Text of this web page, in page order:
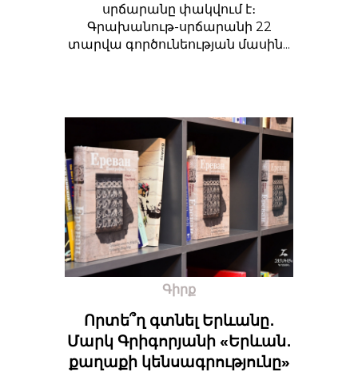
սրճարանը փակվում է։
Գրախանութ-սրճարանի 22
տարվա գործունեության մասին...
Գիրք
Որտե՞ղ գտնել Երևանը․
Մարկ Գրիգորյանի «Երևան․
քաղաքի կենսագրությունը»